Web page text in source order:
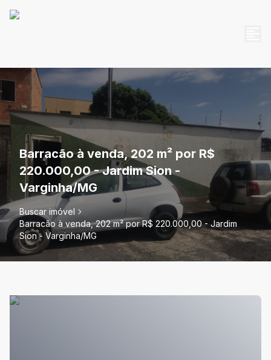
Barracão à venda, 202 m² por R$
220.000,00 - Jardim Sion -
Varginha/MG
Buscar imóvel
Barracão à venda, 202 m² por R$ 220.000,00 - Jardim
Sion - Varginha/MG